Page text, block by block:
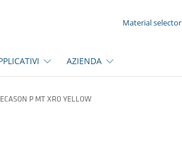
Material selector
AZIENDA
P MT XRO YELLOW